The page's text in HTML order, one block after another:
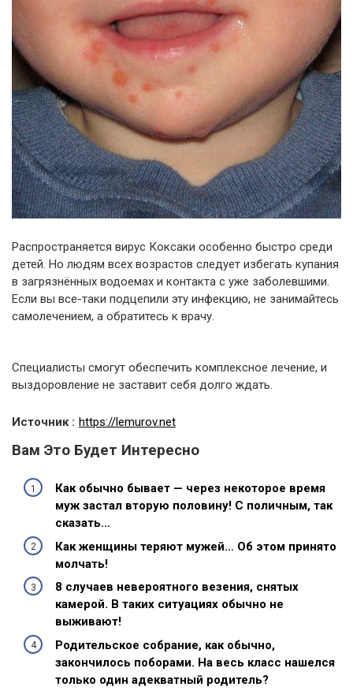
Распространяется вирус Коксаки особенно быстро среди
детей. Но людям всех возрастов следует избегать купания
в загрязнённых водоемах и контакта с уже заболевшими.
Если вы все-таки подцепили эту инфекцию, не занимайтесь
самолечением, а обратитесь к врачу.
Специалисты смогут обеспечить комплексное лечение, и
выздоровление не заставит себя долго ждать.
Источник : https://lemurov.net
Вам Это Будет Интересно
Как обычно бывает — через некоторое время
муж застал вторую половину! С поличным, так
сказать…
Как женщины теряют мужей… Об этом принято
молчать!
8 случаев невероятного везения, снятых
камерой. В таких ситуациях обычно не
выживают!
Родительское собрание, как обычно,
закончилось поборами. На весь класс нашелся
только один адекватный родитель?